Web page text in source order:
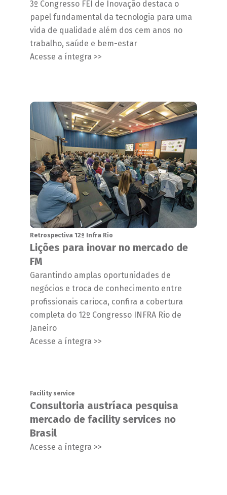
3º Congresso FEI de Inovação destaca o
papel fundamental da tecnologia para uma
vida de qualidade além dos cem anos no
trabalho, saúde e bem-estar
Acesse a íntegra >>
Retrospectiva 12º Infra Rio
Lições para inovar no mercado de
FM
Garantindo amplas oportunidades de
negócios e troca de conhecimento entre
profissionais carioca, confira a cobertura
completa do 12º Congresso INFRA Rio de
Janeiro
Acesse a íntegra >>
Facility service
Consultoria austríaca pesquisa
mercado de facility services no
Brasil
Acesse a íntegra >>